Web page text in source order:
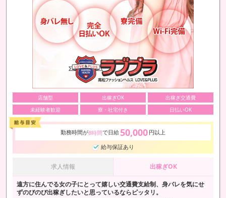
店舗型 出稼ぎOK
出稼ぎ交通費
未経験者歓迎
寮・社宅付き 日払いOK
勤務時間が8時間で日給 50,000 円以上
給与保証あり
求人情報 出稼ぎOK
遠方に住んでる女の子にとって嬉しい交通費支給制、身バレを気にせ
ずのびのび出稼ぎしたいと思っているならピッタリ。